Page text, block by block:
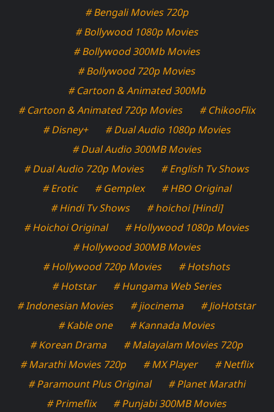
# Bengali Movies 720p
# Bollywood 1080p Movies
# Bollywood 300Mb Movies
# Bollywood 720p Movies
# Cartoon & Animated 300Mb
# Cartoon & Animated 720p Movies
# ChikooFlix
# Disney+
# Dual Audio 1080p Movies
# Dual Audio 300MB Movies
# Dual Audio 720p Movies
# English Tv Shows
# Erotic
# Gemplex
# HBO Original
# Hindi Tv Shows
# hoichoi [Hindi]
# Hoichoi Original
# Hollywood 1080p Movies
# Hollywood 300MB Movies
# Hollywood 720p Movies
# Hotshots
# Hotstar
# Hungama Web Series
# Indonesian Movies
# jiocinema
# JioHotstar
# Kable one
# Kannada Movies
# Korean Drama
# Malayalam Movies 720p
# Marathi Movies 720p
# MX Player
# Netflix
# Paramount Plus Original
# Planet Marathi
# Primeflix
# Punjabi 300MB Movies